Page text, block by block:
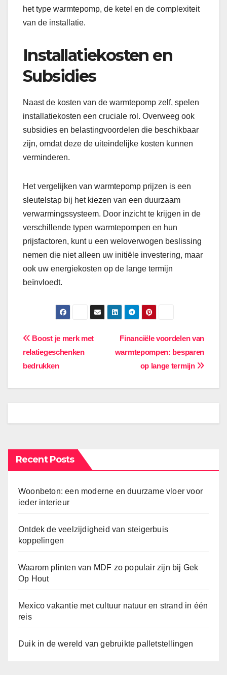
het type warmtepomp, de ketel en de complexiteit
van de installatie.
Installatiekosten en
Subsidies
Naast de kosten van de warmtepomp zelf, spelen
installatiekosten een cruciale rol. Overweeg ook
subsidies en belastingvoordelen die beschikbaar
zijn, omdat deze de uiteindelijke kosten kunnen
verminderen.
Het vergelijken van warmtepomp prijzen is een
sleutelstap bij het kiezen van een duurzaam
verwarmingssysteem. Door inzicht te krijgen in de
verschillende typen warmtepompen en hun
prijsfactoren, kunt u een weloverwogen beslissing
nemen die niet alleen uw initiële investering, maar
ook uw energiekosten op de lange termijn
beïnvloedt.
Bericht
navigatie
Financiële voordelen van
warmtepompen: besparen
op lange termijn
Boost je merk met
relatiegeschenken
bedrukken
Recent Posts
Woonbeton: een moderne en duurzame vloer voor
ieder interieur
Ontdek de veelzijdigheid van steigerbuis
koppelingen
Waarom plinten van MDF zo populair zijn bij Gek
Op Hout
Mexico vakantie met cultuur natuur en strand in één
reis
Duik in de wereld van gebruikte palletstellingen